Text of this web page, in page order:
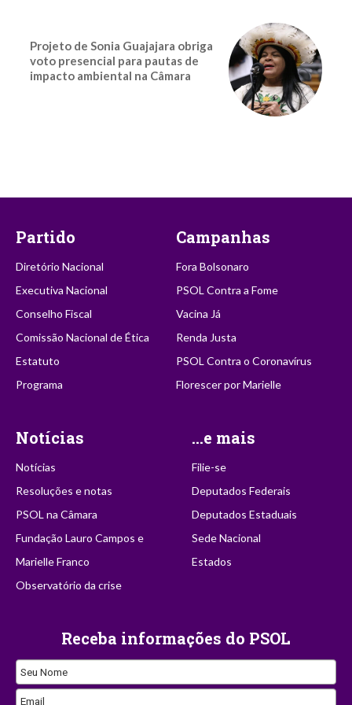
Projeto de Sonia Guajajara obriga
voto presencial para pautas de
impacto ambiental na Câmara
Partido
Diretório Nacional
Executiva Nacional
Conselho Fiscal
Comissão Nacional de Ética
Estatuto
Programa
Campanhas
Fora Bolsonaro
PSOL Contra a Fome
Vacina Já
Renda Justa
PSOL Contra o Coronavírus
Florescer por Marielle
Notícias
Notícias
Resoluções e notas
PSOL na Câmara
Fundação Lauro Campos e
Marielle Franco
Observatório da crise
...e mais
Filie-se
Deputados Federais
Deputados Estaduais
Sede Nacional
Estados
Receba informações do PSOL
Phone
Number
Seu Nome
Email